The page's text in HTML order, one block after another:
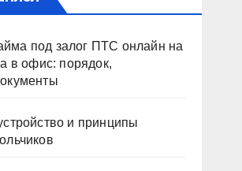
под залог ПТС онлайн на
в офис: порядок,
и принципы